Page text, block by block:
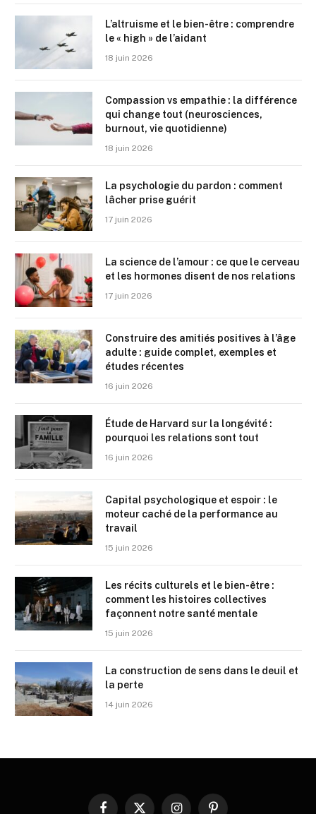
L’altruisme et le bien-être : comprendre
le « high » de l’aidant
18 juin 2026
Compassion vs empathie : la différence
qui change tout (neurosciences,
burnout, vie quotidienne)
18 juin 2026
La psychologie du pardon : comment
lâcher prise guérit
17 juin 2026
La science de l’amour : ce que le cerveau
et les hormones disent de nos relations
17 juin 2026
Construire des amitiés positives à l’âge
adulte : guide complet, exemples et
études récentes
16 juin 2026
Étude de Harvard sur la longévité :
pourquoi les relations sont tout
16 juin 2026
Capital psychologique et espoir : le
moteur caché de la performance au
travail
15 juin 2026
Les récits culturels et le bien-être :
comment les histoires collectives
façonnent notre santé mentale
15 juin 2026
La construction de sens dans le deuil et
la perte
14 juin 2026